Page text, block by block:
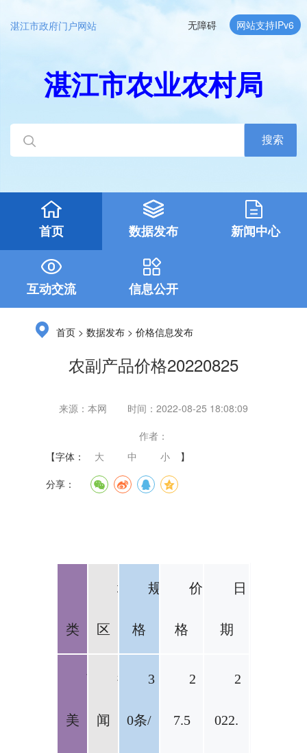
湛江市政府门户网站 无障碍 网站支持IPv6
湛江市农业农村局
搜索
首页 数据发布 新闻中心
互动交流 信息公开
首页 >数据发布 >价格信息发布
农副产品价格20220825
来源：本网
时间：2022-08-25 18:08:09
作者：
【字体：
大 中 小
】
分享：
类
地
区
规
格
价
格
日
期
南
美
徐
闻
3
0条/
2
7.5
2
022.